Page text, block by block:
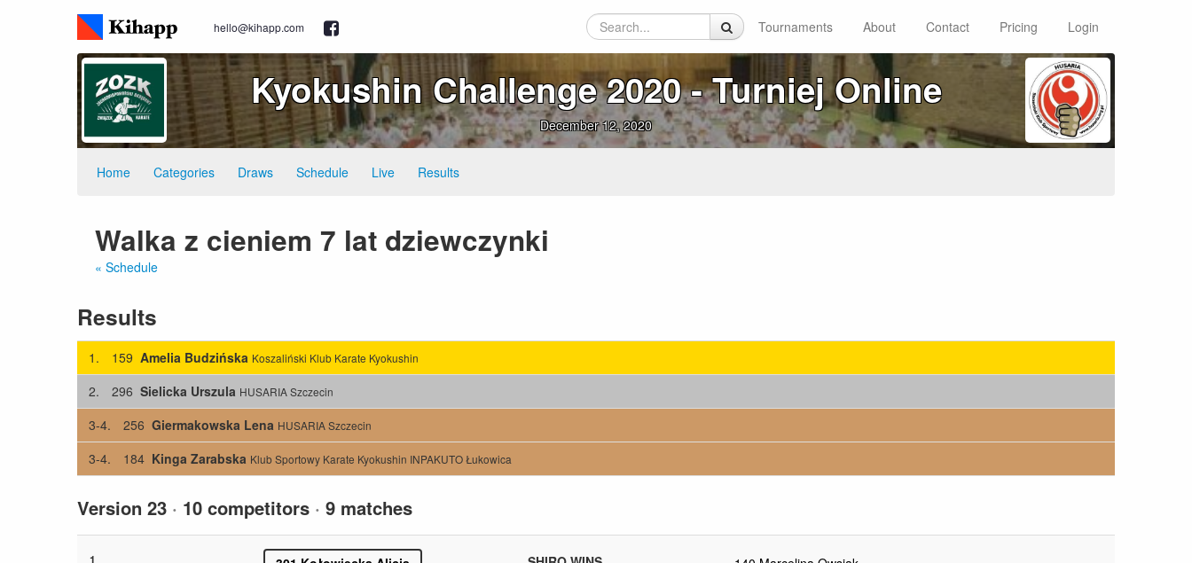
hello@kihapp.com Tournaments About Contact Pricing Login
Kyokushin Challenge 2020 ‑ Turniej Online
December 12, 2020
Home Categories Draws Schedule Live Results
Walka z cieniem 7 lat dziewczynki
« Schedule
Results
1. 159 Amelia Budzińska Koszaliński Klub Karate Kyokushin
2. 296 Sielicka Urszula HUSARIA Szczecin
3-4. 256 Giermakowska Lena HUSARIA Szczecin
3-4. 184 Kinga Zarabska Klub Sportowy Karate Kyokushin INPAKUTO Łukowica
Version 23 · 10 competitors · 9 matches
1